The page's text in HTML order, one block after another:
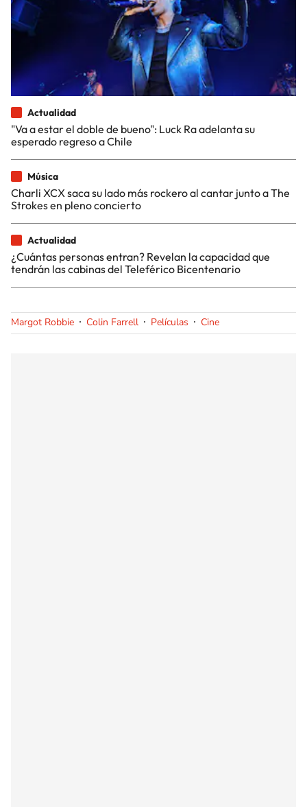
Actualidad
"Va a estar el doble de bueno": Luck Ra adelanta su
esperado regreso a Chile
Música
Charli XCX saca su lado más rockero al cantar junto a The
Strokes en pleno concierto
Actualidad
¿Cuántas personas entran? Revelan la capacidad que
tendrán las cabinas del Teleférico Bicentenario
Margot Robbie Colin Farrell Películas Cine